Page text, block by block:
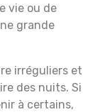
vie ou de
grande
irréguliers et
des nuits. Si
à certains,